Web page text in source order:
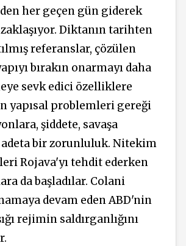
her geçen gün giderek
Diktanın tarihten
referanslar, çözülen
bırakın onarmayı daha
sevk edici özelliklere
yapısal problemleri gereği
şiddete, savaşa
adeta bir zorunluluk. Nitekim
Rojava'yı tehdit ederken
da başladılar. Colani
devam eden ABD'nin
rejimin saldırganlığını